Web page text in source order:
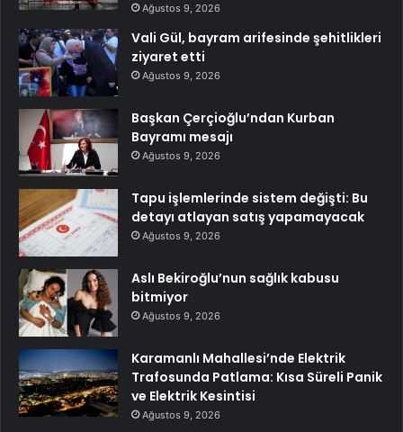
Ağustos 9, 2026
Vali Gül, bayram arifesinde şehitlikleri
ziyaret etti
Ağustos 9, 2026
Başkan Çerçioğlu’ndan Kurban
Bayramı mesajı
Ağustos 9, 2026
Tapu işlemlerinde sistem değişti: Bu
detayı atlayan satış yapamayacak
Ağustos 9, 2026
Aslı Bekiroğlu’nun sağlık kabusu
bitmiyor
Ağustos 9, 2026
Karamanlı Mahallesi’nde Elektrik
Trafosunda Patlama: Kısa Süreli Panik
ve Elektrik Kesintisi
Ağustos 9, 2026